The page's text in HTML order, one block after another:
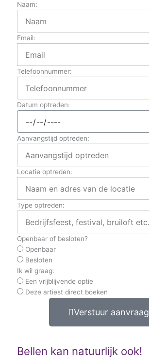
Naam:
Email:
Telefoonnummer:
Datum optreden:
Aanvangstijd optreden:
Locatie optreden:
Type optreden:
Openbaar of besloten?
Openbaar
Besloten
Ik wil graag:
Een vrijblijvende optie
Deze artiest direct boeken
Verstuur aanvraag
Bellen kan natuurlijk ook!